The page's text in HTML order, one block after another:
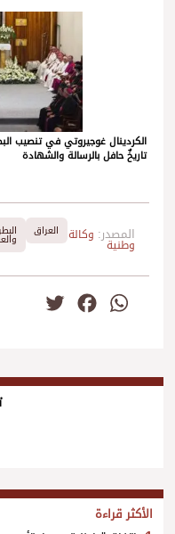
الكردينال غوجيروتي في تنصيب
تاريخٌ حافل بالرسالة والشهادة
المصدر: وكالة
وطنية
العراق
WhatsApp
Facebook
الأكثر قراءة